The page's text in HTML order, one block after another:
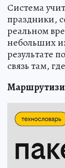
Система
праздники,
реальном
небольших
результате
связь там,